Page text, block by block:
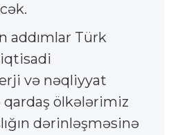
addımlar Türk
və nəqliyyat
ölkələrimiz
dərinləşməsinə